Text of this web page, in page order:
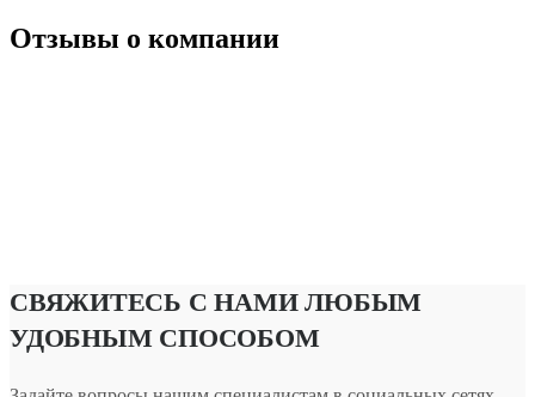
Отзывы о компании
СВЯЖИТЕСЬ С НАМИ ЛЮБЫМ
УДОБНЫМ СПОСОБОМ